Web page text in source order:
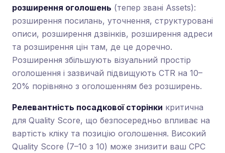
розширення оголошень (тепер звані Assets):
розширення посилань, уточнення, структуровані
описи, розширення дзвінків, розширення адреси
та розширення цін там, де це доречно.
Розширення збільшують візуальний простір
оголошення і зазвичай підвищують CTR на 10–
20% порівняно з оголошенням без розширень.
Релевантність посадкової сторінки критична
для Quality Score, що безпосередньо впливає на
вартість кліку та позицію оголошення. Високий
Quality Score (7–10 з 10) може знизити ваш CPC